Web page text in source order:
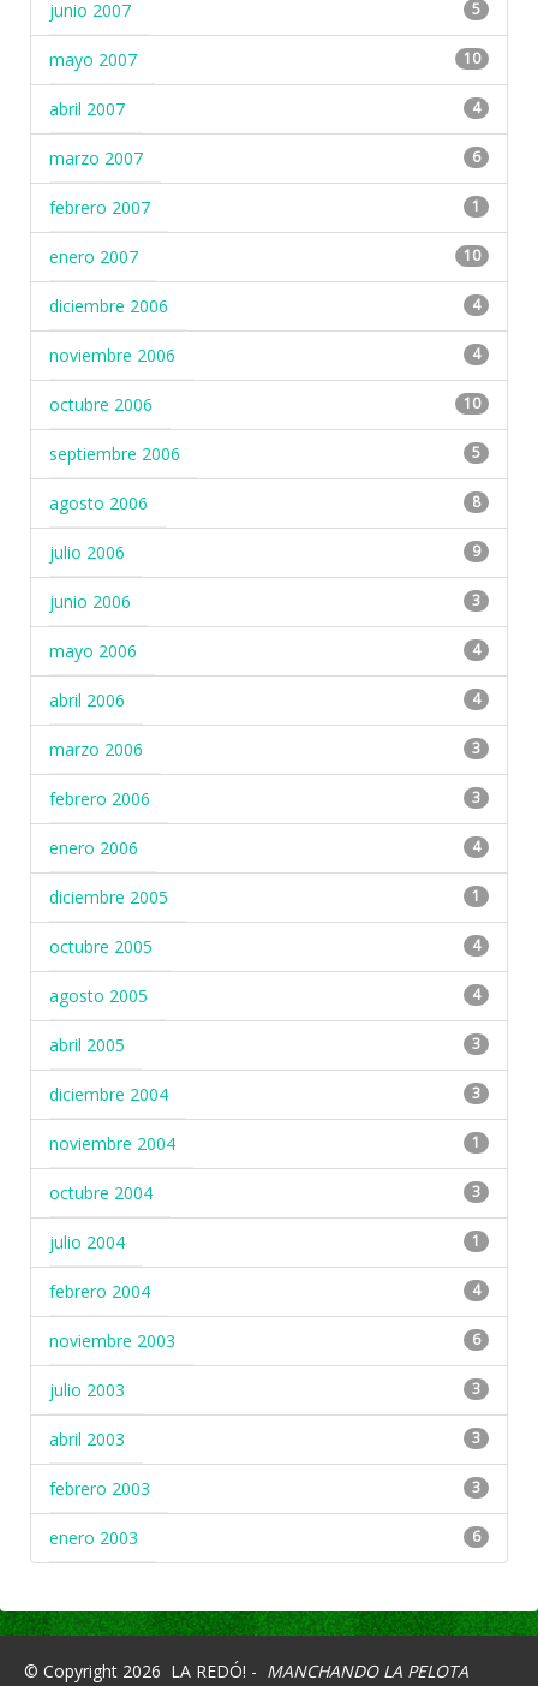
junio 2007 5
mayo 2007 10
abril 2007 4
marzo 2007 6
febrero 2007 1
enero 2007 10
diciembre 2006 4
noviembre 2006 4
octubre 2006 10
septiembre 2006 5
agosto 2006 8
julio 2006 9
junio 2006 3
mayo 2006 4
abril 2006 4
marzo 2006 3
febrero 2006 3
enero 2006 4
diciembre 2005 1
octubre 2005 4
agosto 2005 4
abril 2005 3
diciembre 2004 3
noviembre 2004 1
octubre 2004 3
julio 2004 1
febrero 2004 4
noviembre 2003 6
julio 2003 3
abril 2003 3
febrero 2003 3
enero 2003 6
© Copyright 2026 LA REDÓ! - MANCHANDO LA PELOTA